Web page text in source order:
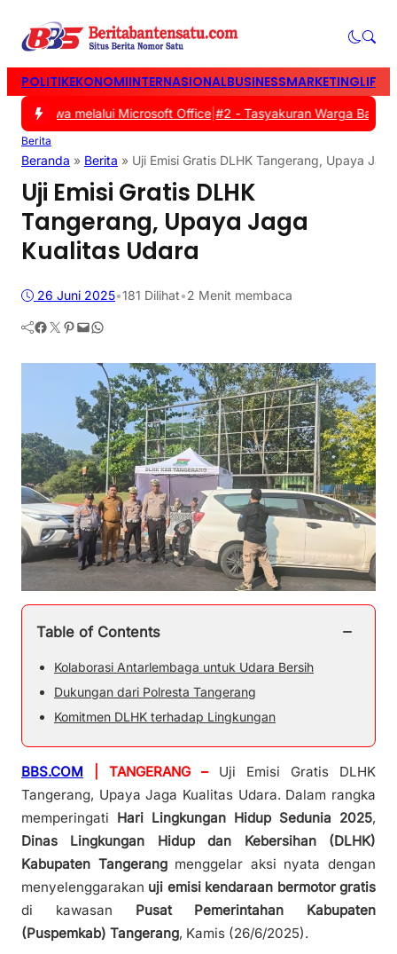
POLITIKEKONOMIINTERNASIONALBUSINESSMARKETING
Siswa melalui Microsoft Office|#2 -Tasyakuran Warga Baru
Berita
Beranda » Berita » Uji Emisi Gratis DLHK Tangerang, Upaya
Uji Emisi Gratis DLHK
Tangerang, Upaya Jaga
Kualitas Udara
26 Juni 2025•181 Dilihat•2 Menit membaca
Facebook Twitter Pinterest Mail WhatsApp
Table of Contents −
Kolaborasi Antarlembaga untuk Udara Bersih
Dukungan dari Polresta Tangerang
Komitmen DLHK terhadap Lingkungan
BBS.COM | TANGERANG –Uji Emisi Gratis DLHK
Tangerang, Upaya Jaga Kualitas Udara. Dalam rangka
memperingati Hari Lingkungan Hidup Sedunia 2025,
Dinas Lingkungan Hidup dan Kebersihan (DLHK)
Kabupaten Tangerangmenggelar aksi nyata dengan
menyelenggarakan uji emisi kendaraan bermotor gratis
di kawasan Pusat Pemerintahan Kabupaten
(Puspemkab) Tangerang, Kamis (26/6/2025).